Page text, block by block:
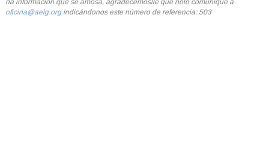
oficina@aelg.orgindicándonos este número de referencia: 503